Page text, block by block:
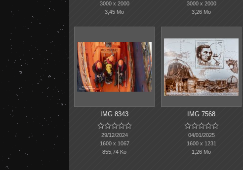
3000 x 2000
3,45 Mo
3000 x 2000
3,26 Mo
IMG 8343

29/12/2024
1600 x 1067
855,74 Ko
IMG 7568

04/01/2025
1600 x 1231
1,26 Mo